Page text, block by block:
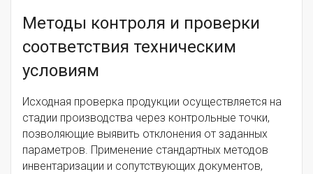
Методы контроля и проверки
соответствия техническим
условиям
Исходная проверка продукции осуществляется на
стадии производства через контрольные точки,
позволяющие выявить отклонения от заданных
параметров. Применение стандартных методов
инвентаризации и сопутствующих документов,